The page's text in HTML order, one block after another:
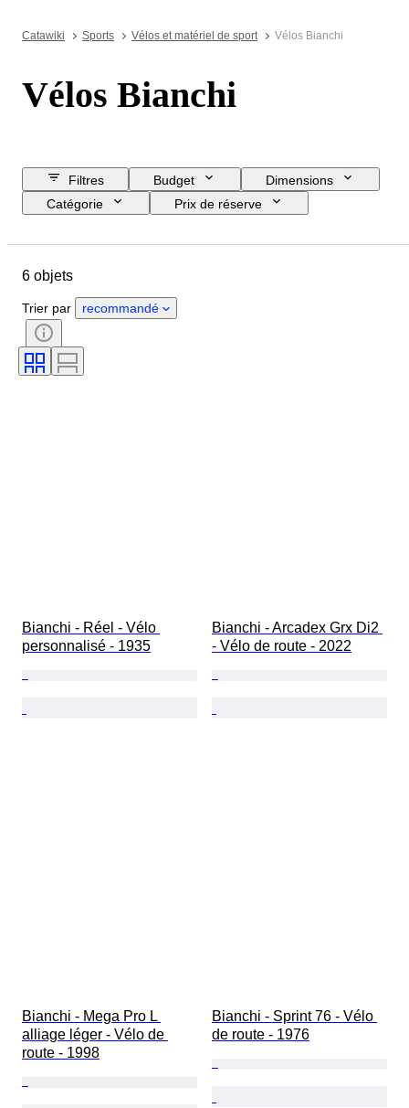
Catawiki Sports Vélos et matériel de sport Vélos Bianchi
Vélos Bianchi
Filtres Budget
Dimensions
Catégorie
Prix de réserve
Pays d’origine
Époque
Types de mesure
6 objets
Trier par recommandé
Bianchi - Réel - Vélo
personnalisé - 1935
Bianchi - Arcadex Grx Di2
- Vélo de route - 2022
Bianchi - Mega Pro L
alliage léger - Vélo de
route - 1998
Bianchi - Sprint 76 - Vélo
de route - 1976